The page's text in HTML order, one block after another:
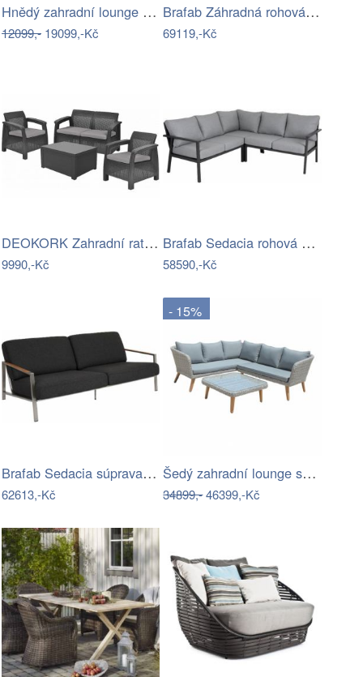
Hnědý zahradní lounge set Maribor –…
12099,- 19099,-Kč
Brafab Záhradná rohová súprava ASHFIELD…
69119,-Kč
DEOKORK Zahradní ratanová sestava CORFU…
9990,-Kč
Brafab Sedacia rohová súprava SAMVARO -…
58590,-Kč
Brafab Sedacia súprava NAOS - lavica…
62613,-Kč
- 15%
Šedý zahradní lounge set z umělého…
34899,-46399,-Kč